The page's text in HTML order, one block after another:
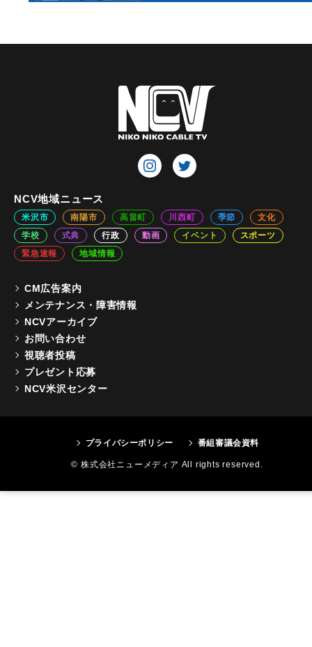
NCV地域ニュース
米沢市 南陽市 高畠町 川西町 季節
文化
学校
式典 行政 動画 イベント
スポーツ
緊急速報
地域情報
CM広告案内
メンテナンス・障害情報
NCVアーカイブ
お問い合わせ
視聴者投稿
プレゼント応募
NCV米沢センター
プライバシーポリシー 番組審議会資料
© 株式会社ニューメディア All rights reserved.